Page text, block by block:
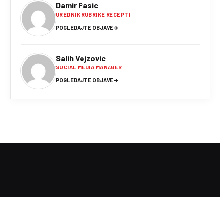
Damir Pasic
UREDNIK RUBRIKE RECEPTI
POGLEDAJTE OBJAVE→
Salih Vejzovic
SOCIAL MEDIA MANAGER
POGLEDAJTE OBJAVE→